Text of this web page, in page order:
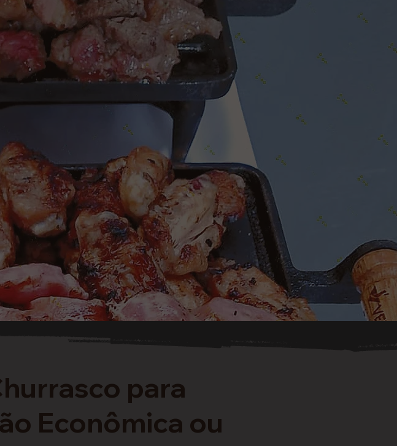
para
Econômica ou